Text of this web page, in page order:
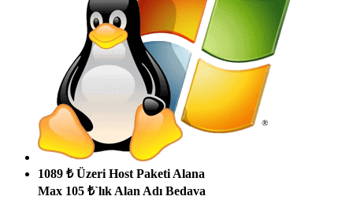
1089 ₺ Üzeri Host Paketi Alana
Max 105 ₺`lık Alan Adı Bedava